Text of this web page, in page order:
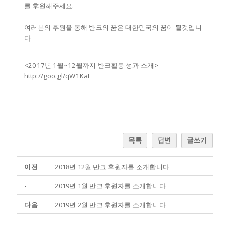
를 후원해주세요.
여러분의 후원을 통해 반크의 꿈은 대한민국의 꿈이 될것입니
다
<2017년 1월~12월까지 반크활동 성과 소개>
http://goo.gl/qW1KaF
목록 답변 글쓰기
이전 2018년 12월 반크 후원자를 소개합니다
- 2019년 1월 반크 후원자를 소개합니다
다음 2019년 2월 반크 후원자를 소개합니다